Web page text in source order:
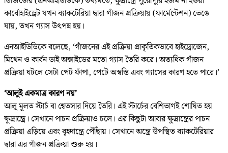
কার্বোহাইড্রেট যখন ব্যাকটেরিয়া দ্বারা গাঁজন প্রক্রিয়ায় (ফার্মেন্টেশন) ভেঙে
যায়, তখন গ্যাস উৎপন্ন হয়।
এনআইডিডিকে বলেছে, ‘গাঁজনের এই প্রক্রিয়া প্রাকৃতিকভাবে হাইড্রোজেন,
মিথেন ও কার্বন ডাই অক্সাইডের মতো গ্যাস তৈরি করে। অত্যধিক গাঁজন
প্রক্রিয়া ঘটলে সেটা পেট ফাঁপা, পেটে অস্বস্তি এবং গ্যাসের কারণ হতে পারে।’
‘আলুই একমাত্র কারণ নয়’
আলু মূলত স্টার্চ বা শ্বেতসার দিয়ে তৈরি। এই স্টার্চের বেশিভাগই শোষিত হয়
ক্ষুদ্রান্ত্রে। সেখানে পাচন প্রক্রিয়াও চলে। এর কিছুটা আবার ক্ষুদ্রান্ত্রের পাচন
প্রক্রিয়া এড়িয়ে এবং বৃহদান্ত্রে পৌঁছায়। সেখানে অন্ত্রে উপস্থিত ব্যাকটেরিয়ার
দ্বারা এর গাঁজন প্রক্রিয়া শুরু হয়।